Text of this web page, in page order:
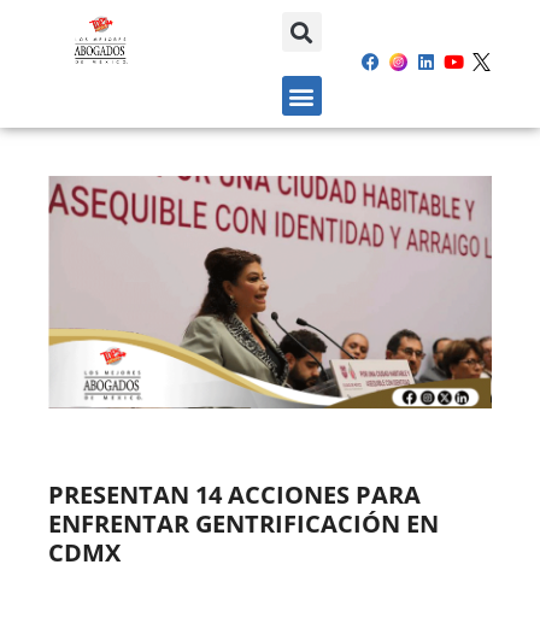
PRESENTAN 14 ACCIONES PARA
ENFRENTAR GENTRIFICACIÓN EN
CDMX